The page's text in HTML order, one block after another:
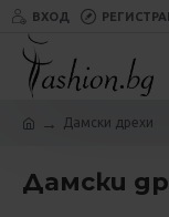
ВХОД
Дамски дрехи
Дамски